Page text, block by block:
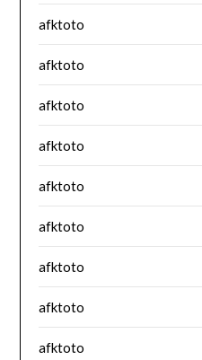
afktoto
afktoto
afktoto
afktoto
afktoto
afktoto
afktoto
afktoto
afktoto